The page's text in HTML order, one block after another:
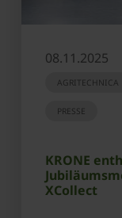
08.11.2025
AGRITECHNICA
PRESSE
KRONE
XCollect